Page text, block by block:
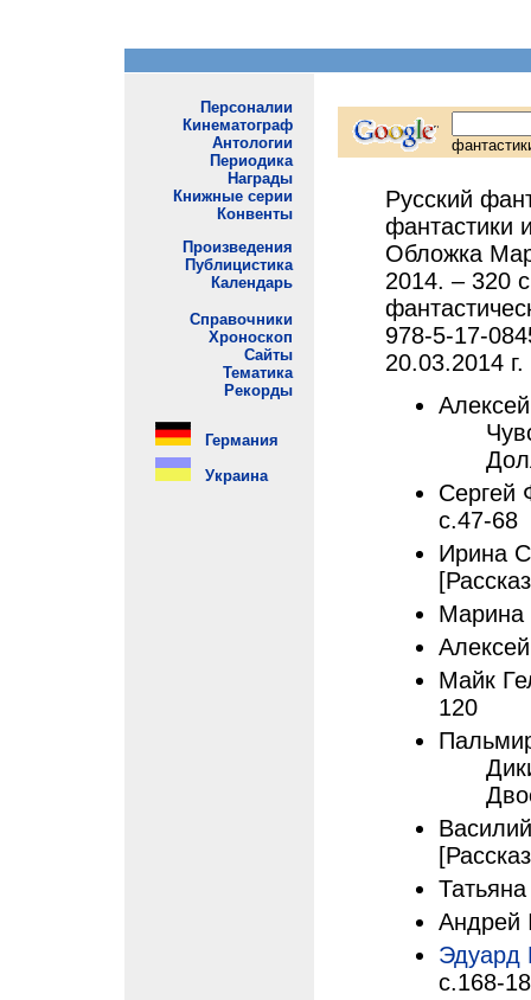
Русский
фантастики
Обложка
2014. – 320
978-5-17-
20.03.2014 г.
Сергей
с.47-68
Ирина
Марина
Майк
120
Андрей
Эдуард
с.168-